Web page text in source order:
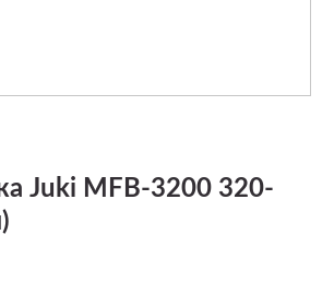
Juki MFB-3200 320-